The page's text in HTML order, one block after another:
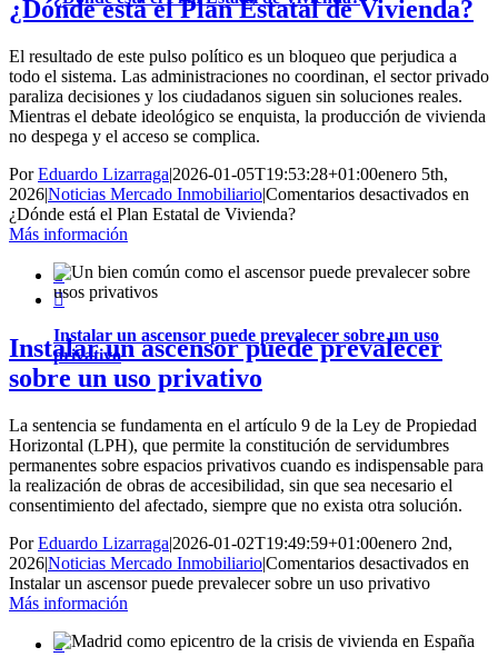
¿Dónde está el Plan Estatal de Vivienda?
El resultado de este pulso político es un bloqueo que perjudica a
todo el sistema. Las administraciones no coordinan, el sector privado
paraliza decisiones y los ciudadanos siguen sin soluciones reales.
Mientras el debate ideológico se enquista, la producción de vivienda
no despega y el acceso se complica.
PorEduardo Lizarraga|2026-01-05T19:53:28+01:00enero 5th,
2026|Noticias Mercado Inmobiliario|Comentarios desactivados en
¿Dónde está el Plan Estatal de Vivienda?
Más información
Instalar un ascensor puede prevalecer sobre un uso
privativo


Instalar un ascensor puede prevalecer
sobre un uso privativo
La sentencia se fundamenta en el artículo 9 de la Ley de Propiedad
Horizontal (LPH), que permite la constitución de servidumbres
permanentes sobre espacios privativos cuando es indispensable para
la realización de obras de accesibilidad, sin que sea necesario el
consentimiento del afectado, siempre que no exista otra solución.
PorEduardo Lizarraga|2026-01-02T19:49:59+01:00enero 2nd,
2026|Noticias Mercado Inmobiliario|Comentarios desactivados en
Instalar un ascensor puede prevalecer sobre un uso privativo
Más información
